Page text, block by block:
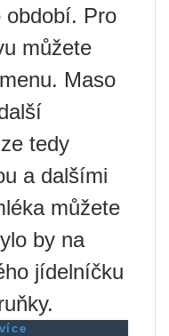
období. Pro
můžete
Maso
tedy
a dalšími
můžete
by na
jídelníčku